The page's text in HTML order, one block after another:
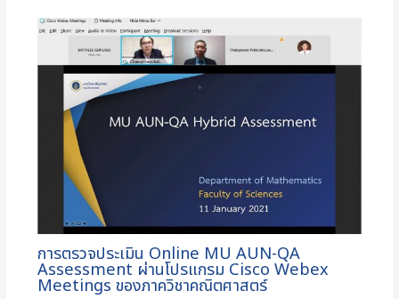
การตรวจประเมิน Online MU AUN-QA
Assessment ผ่านโปรแกรม Cisco Webex
Meetings ของภาควิชาคณิตศาสตร์